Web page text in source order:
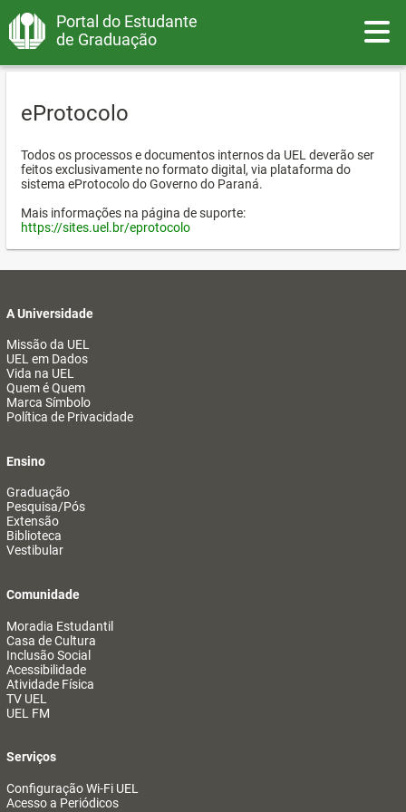
Portal do Estudante
de Graduação
eProtocolo
Todos os processos e documentos internos da UEL deverão ser
feitos exclusivamente no formato digital, via plataforma do
sistema eProtocolo do Governo do Paraná.
Mais informações na página de suporte:
https://sites.uel.br/eprotocolo
A Universidade
Missão da UEL
UEL em Dados
Vida na UEL
Quem é Quem
Marca Símbolo
Política de Privacidade
Ensino
Graduação
Pesquisa/Pós
Extensão
Biblioteca
Vestibular
Comunidade
Moradia Estudantil
Casa de Cultura
Inclusão Social
Acessibilidade
Atividade Física
TV UEL
UEL FM
Serviços
Configuração Wi-Fi UEL
Acesso a Periódicos